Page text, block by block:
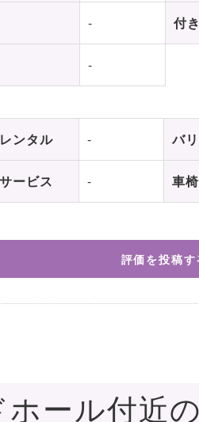
- 付
-
ンタル - バ
ービス - 車
評価を投稿す
ール付近